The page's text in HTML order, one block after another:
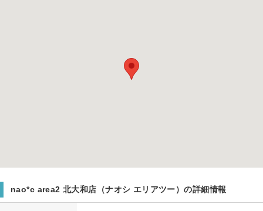
nao*c area2 北大和店（ナオシ エリアツー）の詳細情報